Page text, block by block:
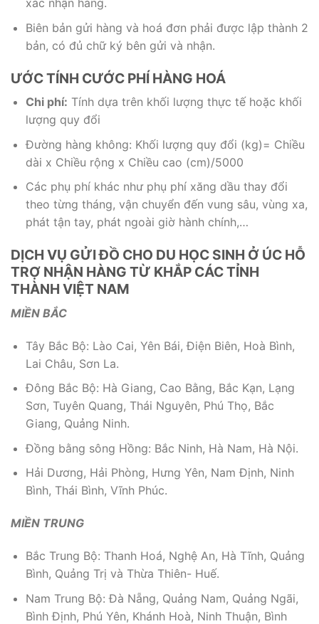
xác nhận hàng.
Biên bản gửi hàng và hoá đơn phải được lập thành 2
bản, có đủ chữ ký bên gửi và nhận.
ƯỚC TÍNH CƯỚC PHÍ HÀNG HOÁ
Chi phí: Tính dựa trên khối lượng thực tế hoặc khối
lượng quy đổi
Đường hàng không: Khối lượng quy đổi (kg)= Chiều
dài x Chiều rộng x Chiều cao (cm)/5000
Các phụ phí khác như phụ phí xăng dầu thay đổi
theo từng tháng, vận chuyển đến vung sâu, vùng xa,
phát tận tay, phát ngoài giờ hành chính,…
DỊCH VỤ GỬI ĐỒ CHO DU HỌC SINH Ở ÚC HỖ
TRỢ NHẬN HÀNG TỪ KHẮP CÁC TỈNH
THÀNH VIỆT NAM
MIỀN BẮC
Tây Bắc Bộ: Lào Cai, Yên Bái, Điện Biên, Hoà Bình,
Lai Châu, Sơn La.
Đông Bắc Bộ: Hà Giang, Cao Bằng, Bắc Kạn, Lạng
Sơn, Tuyên Quang, Thái Nguyên, Phú Thọ, Bắc
Giang, Quảng Ninh.
Đồng bằng sông Hồng: Bắc Ninh, Hà Nam, Hà Nội.
Hải Dương, Hải Phòng, Hưng Yên, Nam Định, Ninh
Bình, Thái Bình, Vĩnh Phúc.
MIỀN TRUNG
Bắc Trung Bộ: Thanh Hoá, Nghệ An, Hà Tĩnh, Quảng
Bình, Quảng Trị và Thừa Thiên- Huế.
Nam Trung Bộ: Đà Nẵng, Quảng Nam, Quảng Ngãi,
Bình Định, Phú Yên, Khánh Hoà, Ninh Thuận, Bình